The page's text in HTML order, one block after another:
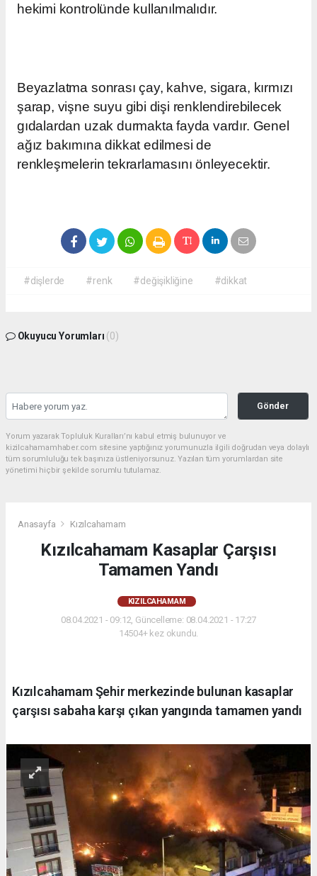
hekimi kontrolünde kullanılmalıdır.
Beyazlatma sonrası çay, kahve, sigara, kırmızı
şarap, vişne suyu gibi dişi renklendirebilecek
gıdalardan uzak durmakta fayda vardır. Genel
ağız bakımına dikkat edilmesi de
renkleşmelerin tekrarlamasını önleyecektir.
#dişlerde #renk #değişikliğine #dikkat
Okuyucu Yorumları (0)
Gönder
Yorum yazarak Topluluk Kuralları’nı kabul etmiş bulunuyor ve
kizilcahamamhaber.com sitesine yaptığınız yorumunuzla ilgili doğrudan veya dolaylı
tüm sorumluluğu tek başınıza üstleniyorsunuz. Yazılan tüm yorumlardan site
yönetimi hiçbir şekilde sorumlu tutulamaz.
Anasayfa Kızılcahamam
Kızılcahamam Kasaplar Çarşısı
Tamamen Yandı
KIZILCAHAMAM
08.04.2021 - 09:12, Güncelleme: 08.04.2021 - 17:27
14504+ kez okundu.
Kızılcahamam Şehir merkezinde bulunan kasaplar
çarşısı sabaha karşı çıkan yangında tamamen yandı